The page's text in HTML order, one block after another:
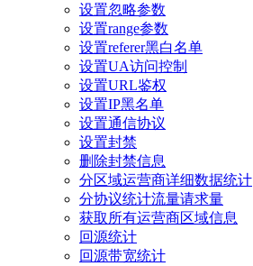
设置忽略参数
设置range参数
设置referer黑白名单
设置UA访问控制
设置URL鉴权
设置IP黑名单
设置通信协议
设置封禁
删除封禁信息
分区域运营商详细数据统计
分协议统计流量请求量
获取所有运营商区域信息
回源统计
回源带宽统计